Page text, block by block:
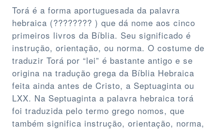
Torá é a forma aportuguesada da palavra
hebraica (???????? ) que dá nome aos cinco
primeiros livros da Bíblia. Seu significado é
instrução, orientação, ou norma. O costume de
traduzir Torá por “lei” é bastante antigo e se
origina na tradução grega da Bíblia Hebraica
feita ainda antes de Cristo, a Septuaginta ou
LXX. Na Septuaginta a palavra hebraica torá
foi traduzida pelo termo grego nomos, que
também significa instrução, orientação, norma,